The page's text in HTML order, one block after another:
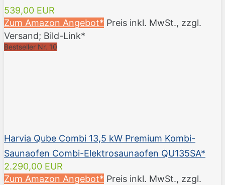
539,00 EUR
Zum Amazon Angebot* Preis inkl. MwSt., zzgl.
Versand; Bild-Link*
Bestseller Nr. 10
Harvia Qube Combi 13,5 kW Premium Kombi-
Saunaofen Combi-Elektrosaunaofen QU135SA*
2.290,00 EUR
Zum Amazon Angebot* Preis inkl. MwSt., zzgl.